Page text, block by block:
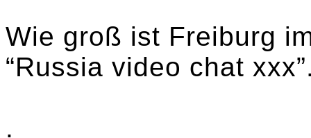
Wie groß ist Freiburg
“Russia video chat
.